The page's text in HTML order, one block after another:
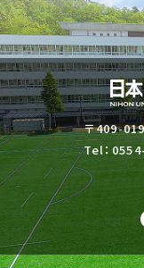
〒409-
Tel：